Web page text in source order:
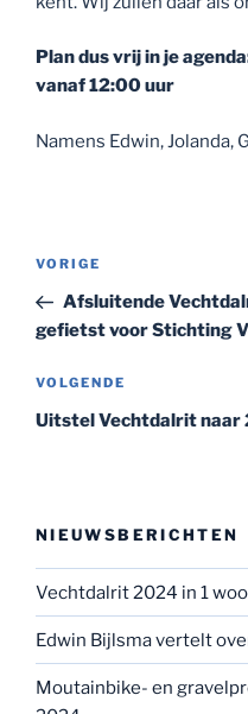
Plan dus vrij in je
vanaf 12:00 uur
Namens Edwin, Jolanda,
Bericht
Vorig
bericht
VORIGE
Afsluitende
gefietst voor Stichting
Volgend
bericht
VOLGENDE
Uitstel Vechtdalrit naar
NIEUWSBERICHTEN
Vechtdalrit 2024 in 1
Edwin Bijlsma vertelt
Moutainbike- en